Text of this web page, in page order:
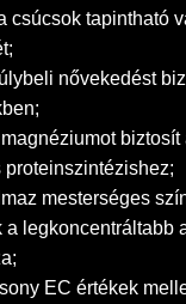
csúcsok tapintható
nővekedést
proteinszintézishez;
mesterséges
a legkoncentráltabb
EC értékek